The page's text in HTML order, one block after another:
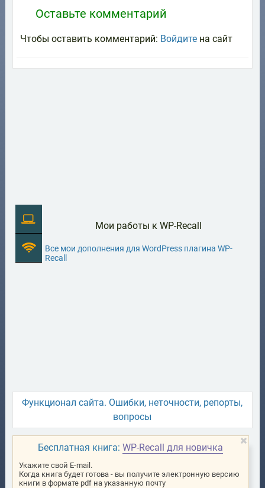
Мои работы к WP-Recall
Все мои дополнения для WordPress плагина WP-
Recall
Оставьте комментарий
Чтобы оставить комментарий: Войдитена сайт
Функционал сайта. Ошибки, неточности, репорты,
вопросы
Бесплатная книга:WP-Recall для новичка
Укажите свой E-mail.
Когда книга будет готова - вы получите электронную версию
книги в формате pdf на указанную почту